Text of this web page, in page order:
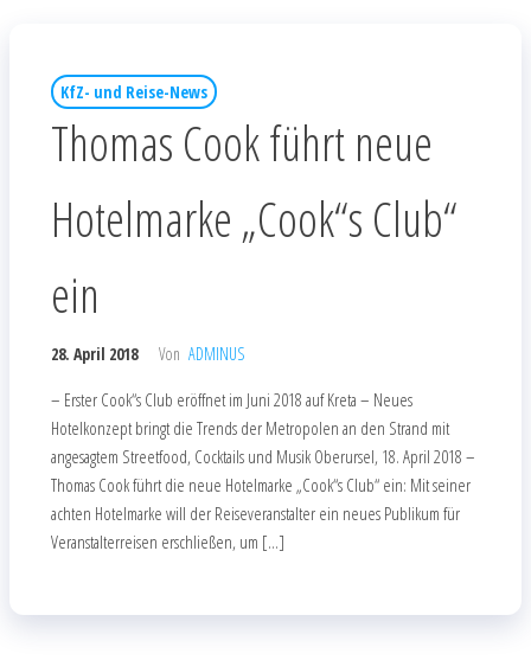
KfZ- und Reise-News
Thomas Cook führt neue
Hotelmarke „Cook“s Club“
ein
28. April 2018 Von ADMINUS
– Erster Cook“s Club eröffnet im Juni 2018 auf Kreta – Neues
Hotelkonzept bringt die Trends der Metropolen an den Strand mit
angesagtem Streetfood, Cocktails und Musik Oberursel, 18. April 2018 –
Thomas Cook führt die neue Hotelmarke „Cook“s Club“ ein: Mit seiner
achten Hotelmarke will der Reiseveranstalter ein neues Publikum für
Veranstalterreisen erschließen, um […]